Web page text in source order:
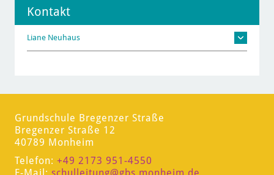
Kontakt
Liane Neuhaus
Grundschule Bregenzer Straße
Bregenzer Straße 12
40789 Monheim
Telefon: +49 2173 951-4550